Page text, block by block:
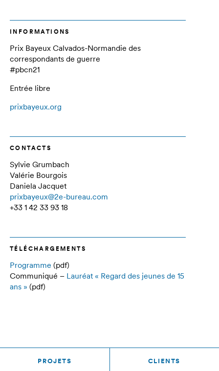
INFORMATIONS
Prix Bayeux Calvados-Normandie des
correspondants de guerre
#pbcn21
Entrée libre
prixbayeux.org
CONTACTS
Sylvie Grumbach
Valérie Bourgois
Daniela Jacquet
prixbayeux@2e-bureau.com
+33 1 42 33 93 18
TÉLÉCHARGEMENTS
Programme (pdf)
Communiqué – Lauréat « Regard des jeunes de 15
ans » (pdf)
PROJETS CLIENTS